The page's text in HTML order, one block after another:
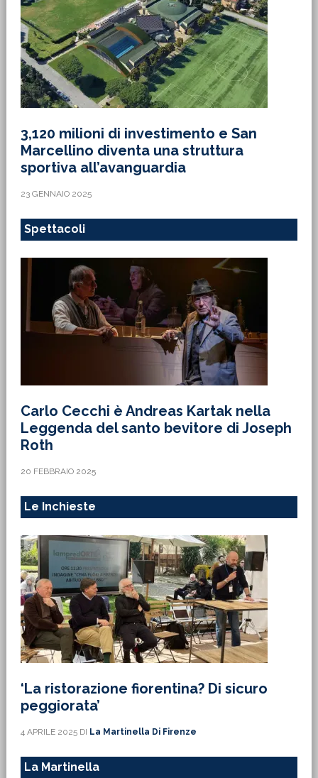
3,120 milioni di investimento e San
Marcellino diventa una struttura
sportiva all’avanguardia
23 GENNAIO 2025
Spettacoli
Carlo Cecchi è Andreas Kartak nella
Leggenda del santo bevitore di Joseph
Roth
20 FEBBRAIO 2025
Le Inchieste
‘La ristorazione fiorentina? Di sicuro
peggiorata’
4 APRILE 2025DI La Martinella Di Firenze
La Martinella